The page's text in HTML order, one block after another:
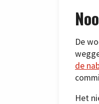
De
de
Het